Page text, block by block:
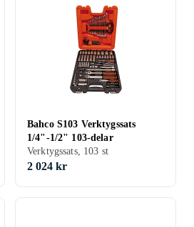
Bahco S103 Verktygssats
1/4"-1/2" 103-delar
Verktygssats, 103 st
2 024 kr